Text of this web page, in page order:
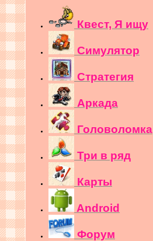
Квест, Я ищу
Симулятор
Стратегия
Аркада
Головоломка
Три в ряд
Карты
Android
Форум